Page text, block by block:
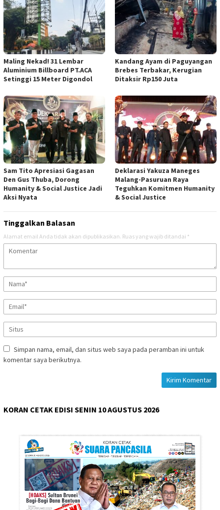
Maling Nekad! 31 Lembar
Aluminium Billboard PT.ACA
Setinggi 15 Meter Digondol
Kandang Ayam di Paguyangan
Brebes Terbakar, Kerugian
Ditaksir Rp150 Juta
Sam Tito Apresiasi Gagasan
Den Gus Thuba, Dorong
Humanity & Social Justice Jadi
Aksi Nyata
Deklarasi Yakuza Maneges
Malang-Pasuruan Raya
Teguhkan Komitmen Humanity
& Social Justice
Tinggalkan Balasan
Alamat email Anda tidak akan dipublikasikan. Ruas yang wajib ditandai *
Simpan nama, email, dan situs web saya pada peramban ini untuk
komentar saya berikutnya.
KORAN CETAK EDISI SENIN 10 AGUSTUS 2026